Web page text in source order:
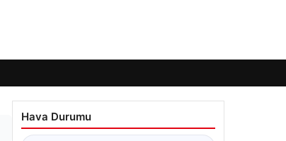
Hava Durumu